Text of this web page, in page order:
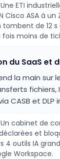
Une ETI
Cisco ASA à
de 12 s
moins de
du SaaS et
la main
CASB et DLP
Un cabinet de
et
4 outils IA
Workspace.